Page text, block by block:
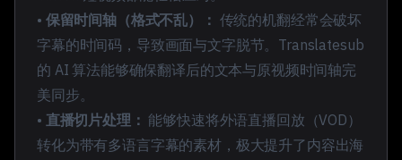
• 保留时间轴（格式不乱）： 传统的机翻经常会破坏
字幕的时间码，导致画面与文字脱节。Translatesub
的 AI 算法能够确保翻译后的文本与原视频时间轴完
美同步。
• 直播切片处理： 能够快速将外语直播回放（VOD）
转化为带有多语言字幕的素材，极大提升了内容出海